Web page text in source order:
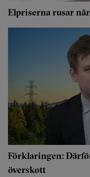
Elpriserna rusar
Förklaringen:
överskott